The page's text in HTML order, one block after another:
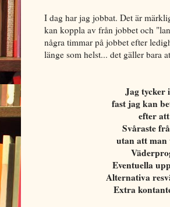
I dag har jag jobbat. Det är
kan koppla av från jobbet och
några timmar på jobbet efter
länge som helst... det gäller bara
Jag tycker
fast jag kan
efter
Svåraste
utan att
Eventuella
Alternativa
Extra